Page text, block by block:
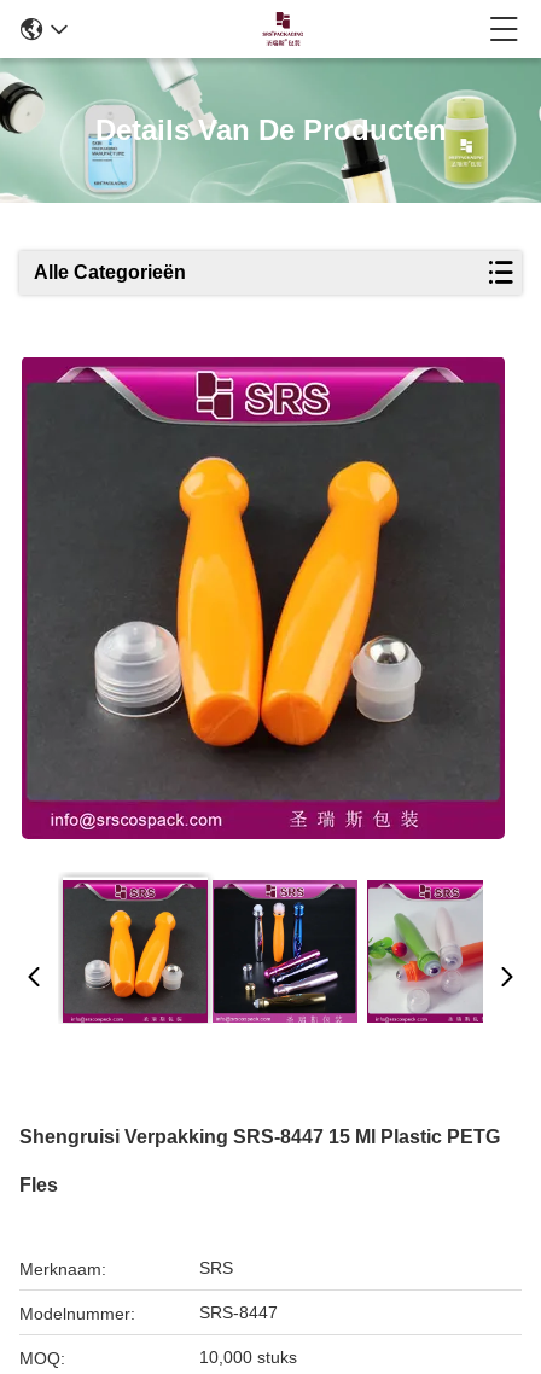
Details Van De Producten
Alle Categorieën
Shengruisi Verpakking SRS-8447 15 Ml Plastic PETG
Fles
Merknaam: SRS
Modelnummer: SRS-8447
MOQ: 10,000 stuks